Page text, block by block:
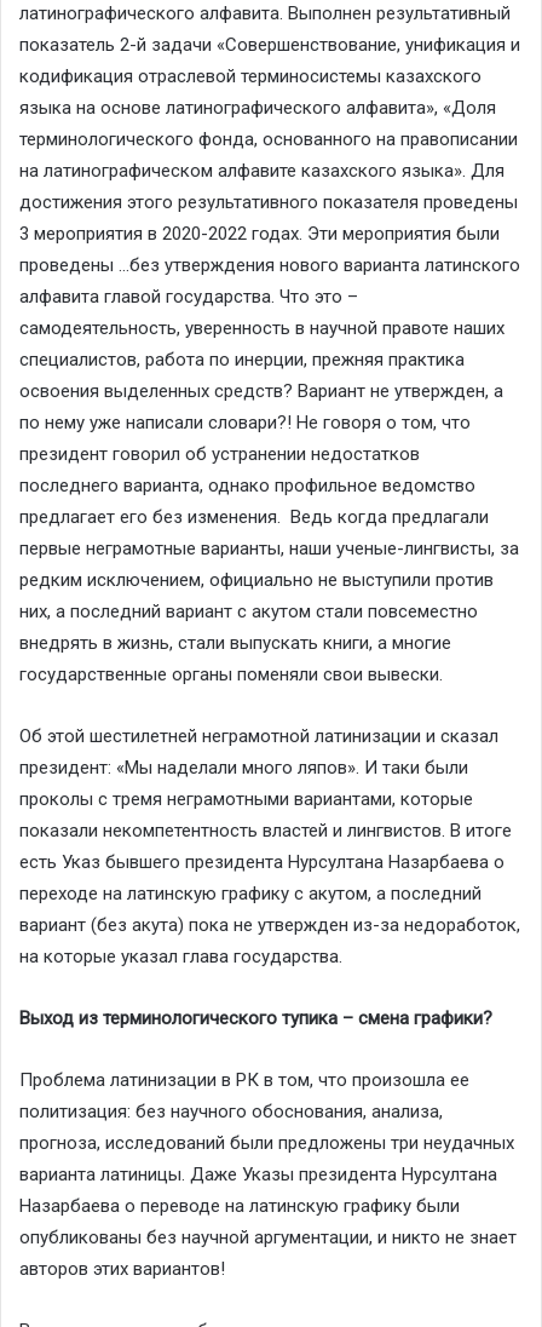
латинографического алфавита. Выполнен результативный
показатель 2-й задачи «Совершенствование, унификация и
кодификация отраслевой терминосистемы казахского
языка на основе латинографического алфавита», «Доля
терминологического фонда, основанного на правописании
на латинографическом алфавите казахского языка». Для
достижения этого результативного показателя проведены
3 мероприятия в 2020-2022 годах. Эти мероприятия были
проведены …без утверждения нового варианта латинского
алфавита главой государства. Что это –
самодеятельность, уверенность в научной правоте наших
специалистов, работа по инерции, прежняя практика
освоения выделенных средств? Вариант не утвержден, а
по нему уже написали словари?! Не говоря о том, что
президент говорил об устранении недостатков
последнего варианта, однако профильное ведомство
предлагает его без изменения. Ведь когда предлагали
первые неграмотные варианты, наши ученые-лингвисты, за
редким исключением, официально не выступили против
них, а последний вариант с акутом стали повсеместно
внедрять в жизнь, стали выпускать книги, а многие
государственные органы поменяли свои вывески.
Об этой шестилетней неграмотной латинизации и сказал
президент: «Мы наделали много ляпов». И таки были
проколы с тремя неграмотными вариантами, которые
показали некомпетентность властей и лингвистов. В итоге
есть Указ бывшего президента Нурсултана Назарбаева о
переходе на латинскую графику с акутом, а последний
вариант (без акута) пока не утвержден из-за недоработок,
на которые указал глава государства.
Выход из терминологического тупика – смена графики?
Проблема латинизации в РК в том, что произошла ее
политизация: без научного обоснования, анализа,
прогноза, исследований были предложены три неудачных
варианта латиницы. Даже Указы президента Нурсултана
Назарбаева о переводе на латинскую графику были
опубликованы без научной аргументации, и никто не знает
авторов этих вариантов!